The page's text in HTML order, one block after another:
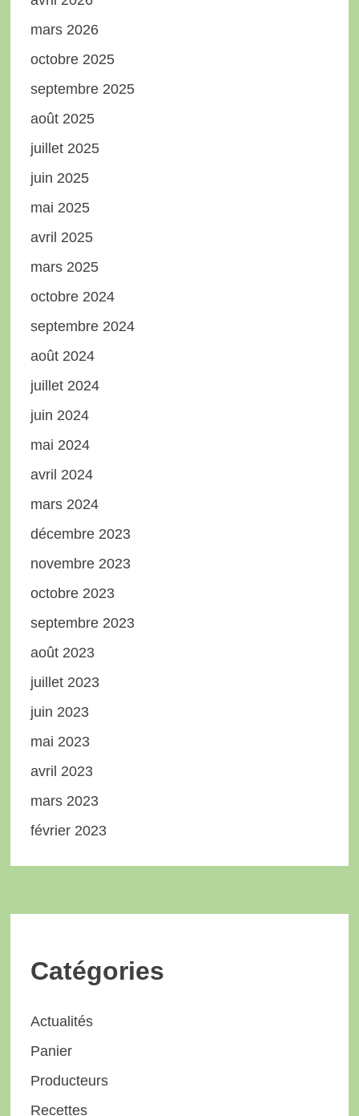
mars 2026
octobre 2025
septembre 2025
août 2025
juillet 2025
juin 2025
mai 2025
avril 2025
mars 2025
octobre 2024
septembre 2024
août 2024
juillet 2024
juin 2024
mai 2024
avril 2024
mars 2024
décembre 2023
novembre 2023
octobre 2023
septembre 2023
août 2023
juillet 2023
juin 2023
mai 2023
avril 2023
mars 2023
février 2023
Catégories
Actualités
Panier
Producteurs
Recettes